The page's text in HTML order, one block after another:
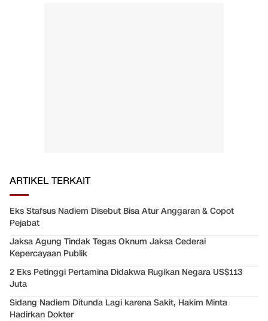
ARTIKEL TERKAIT
Eks Stafsus Nadiem Disebut Bisa Atur Anggaran & Copot
Pejabat
Jaksa Agung Tindak Tegas Oknum Jaksa Cederai
Kepercayaan Publik
2 Eks Petinggi Pertamina Didakwa Rugikan Negara US$113
Juta
Sidang Nadiem Ditunda Lagi karena Sakit, Hakim Minta
Hadirkan Dokter